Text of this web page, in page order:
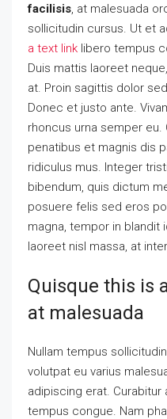
facilisis, at malesuada
sollicitudin cursus. Ut et
a text link libero tempus
Duis mattis laoreet
at. Proin sagittis dolor
Donec et justo ante.
rhoncus urna semper
penatibus et magnis dis
ridiculus mus. Integer
bibendum, quis dictum
posuere felis sed eros
magna, tempor in blandit
laoreet nisl massa, at
Quisque this is
at malesuada
Nullam tempus
volutpat eu varius
adipiscing erat.
tempus congue. Nam